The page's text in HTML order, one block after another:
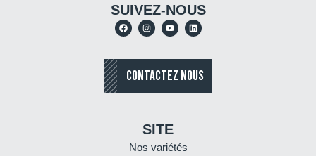
SUIVEZ-NOUS
CONTACTEZ NOUS
SITE
Nos variétés